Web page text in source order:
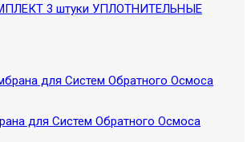
3 штуки УПЛОТНИТЕЛЬНЫЕ
для Систем Обратного Осмоса